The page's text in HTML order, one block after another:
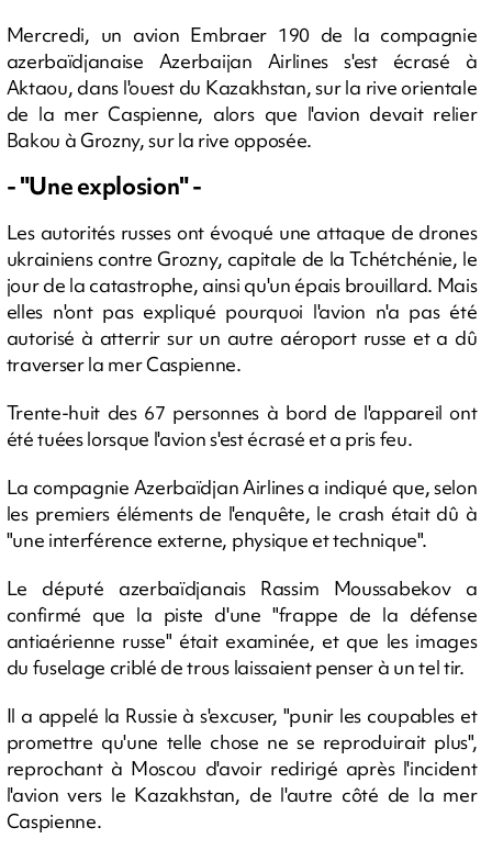
Mercredi, un avion Embraer 190 de la compagnie
azerbaïdjanaise Azerbaijan Airlines s'est écrasé à
Aktaou, dans l'ouest du Kazakhstan, sur la rive orientale
de la mer Caspienne, alors que l'avion devait relier
Bakou à Grozny, sur la rive opposée.
- "Une explosion" -
Les autorités russes ont évoqué une attaque de drones
ukrainiens contre Grozny, capitale de la Tchétchénie, le
jour de la catastrophe, ainsi qu'un épais brouillard. Mais
elles n'ont pas expliqué pourquoi l'avion n'a pas été
autorisé à atterrir sur un autre aéroport russe et a dû
traverser la mer Caspienne.
Trente-huit des 67 personnes à bord de l'appareil ont
été tuées lorsque l'avion s'est écrasé et a pris feu.
La compagnie Azerbaïdjan Airlines a indiqué que, selon
les premiers éléments de l'enquête, le crash était dû à
"une interférence externe, physique et technique".
Le député azerbaïdjanais Rassim Moussabekov a
confirmé que la piste d'une "frappe de la défense
antiaérienne russe" était examinée, et que les images
du fuselage criblé de trous laissaient penser à un tel tir.
Il a appelé la Russie à s'excuser, "punir les coupables et
promettre qu'une telle chose ne se reproduirait plus",
reprochant à Moscou d'avoir redirigé après l'incident
l'avion vers le Kazakhstan, de l'autre côté de la mer
Caspienne.